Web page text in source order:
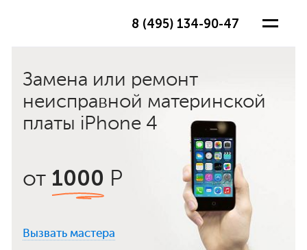
8 (495) 134-90-47
Замена или ремонт
неисправной материнской
платы iPhone 4
от 1000 Р
Вызвать мастера